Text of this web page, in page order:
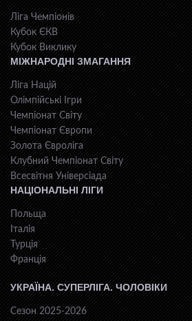
Ліга Чемпіонів
Кубок ЄКВ
Кубок Виклику
МІЖНАРОДНІ ЗМАГАННЯ
Ліга Націй
Олімпійські Ігри
Чемпіонат Світу
Чемпіонат Європи
Золота Євроліга
Клубний Чемпіонат Світу
Всесвiтня Унiверсiaда
НАЦІОНАЛЬНІ ЛІГИ
Польща
Італія
Турція
Франція
УКРАЇНА. СУПЕРЛІГА. ЧОЛОВІКИ
Сезон 2025-2026